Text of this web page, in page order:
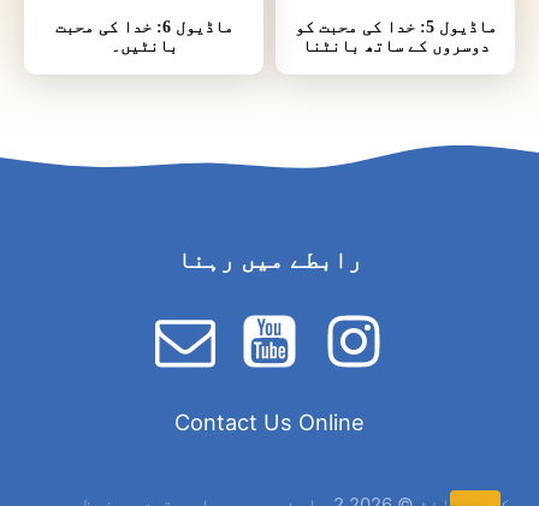
ماڈیول 5: خدا کی محبت کو
دوسروں کے ساتھ بانٹنا
ماڈیول 6: خدا کی محبت
بانٹیں۔
رابطے میں رہنا
Contact Us Online